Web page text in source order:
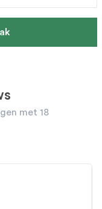
the previous and
met 18